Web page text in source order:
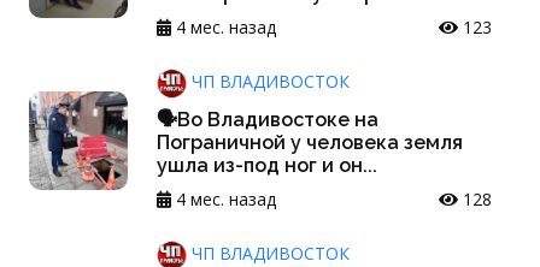
4 мес. назад
123
ЧП ВЛАДИВОСТОК
🗣Во Владивостоке на
Пограничной у человека земля
ушла из-под ног и он...
4 мес. назад
128
ЧП ВЛАДИВОСТОК